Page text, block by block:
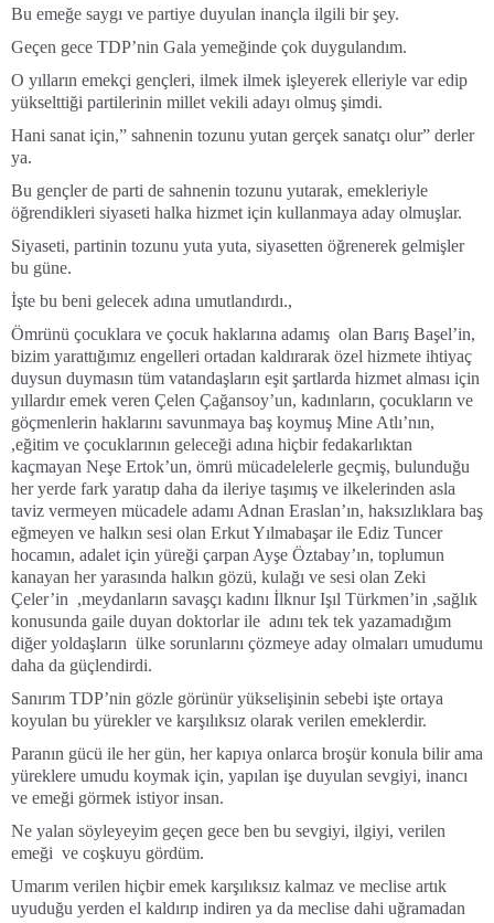
Bu emeğe saygı ve partiye duyulan inançla ilgili bir şey.
Geçen gece TDP’nin Gala yemeğinde çok duygulandım.
O yılların emekçi gençleri, ilmek ilmek işleyerek elleriyle var edip
yükselttiği partilerinin millet vekili adayı olmuş şimdi.
Hani sanat için,” sahnenin tozunu yutan gerçek sanatçı olur” derler
ya.
Bu gençler de parti de sahnenin tozunu yutarak, emekleriyle
öğrendikleri siyaseti halka hizmet için kullanmaya aday olmuşlar.
Siyaseti, partinin tozunu yuta yuta, siyasetten öğrenerek gelmişler
bu güne.
İşte bu beni gelecek adına umutlandırdı.,
Ömrünü çocuklara ve çocuk haklarına adamış olan Barış Başel’in,
bizim yarattığımız engelleri ortadan kaldırarak özel hizmete ihtiyaç
duysun duymasın tüm vatandaşların eşit şartlarda hizmet alması için
yıllardır emek veren Çelen Çağansoy’un, kadınların, çocukların ve
göçmenlerin haklarını savunmaya baş koymuş Mine Atlı’nın,
,eğitim ve çocuklarının geleceği adına hiçbir fedakarlıktan
kaçmayan Neşe Ertok’un, ömrü mücadelelerle geçmiş, bulunduğu
her yerde fark yaratıp daha da ileriye taşımış ve ilkelerinden asla
taviz vermeyen mücadele adamı Adnan Eraslan’ın, haksızlıklara baş
eğmeyen ve halkın sesi olan Erkut Yılmabaşar ile Ediz Tuncer
hocamın, adalet için yüreği çarpan Ayşe Öztabay’ın, toplumun
kanayan her yarasında halkın gözü, kulağı ve sesi olan Zeki
Çeler’in ,meydanların savaşçı kadını İlknur Işıl Türkmen’in ,sağlık
konusunda gaile duyan doktorlar ile adını tek tek yazamadığım
diğer yoldaşların ülke sorunlarını çözmeye aday olmaları umudumu
daha da güçlendirdi.
Sanırım TDP’nin gözle görünür yükselişinin sebebi işte ortaya
koyulan bu yürekler ve karşılıksız olarak verilen emeklerdir.
Paranın gücü ile her gün, her kapıya onlarca broşür konula bilir ama
yüreklere umudu koymak için, yapılan işe duyulan sevgiyi, inancı
ve emeği görmek istiyor insan.
Ne yalan söyleyeyim geçen gece ben bu sevgiyi, ilgiyi, verilen
emeği ve coşkuyu gördüm.
Umarım verilen hiçbir emek karşılıksız kalmaz ve meclise artık
uyuduğu yerden el kaldırıp indiren ya da meclise dahi uğramadan